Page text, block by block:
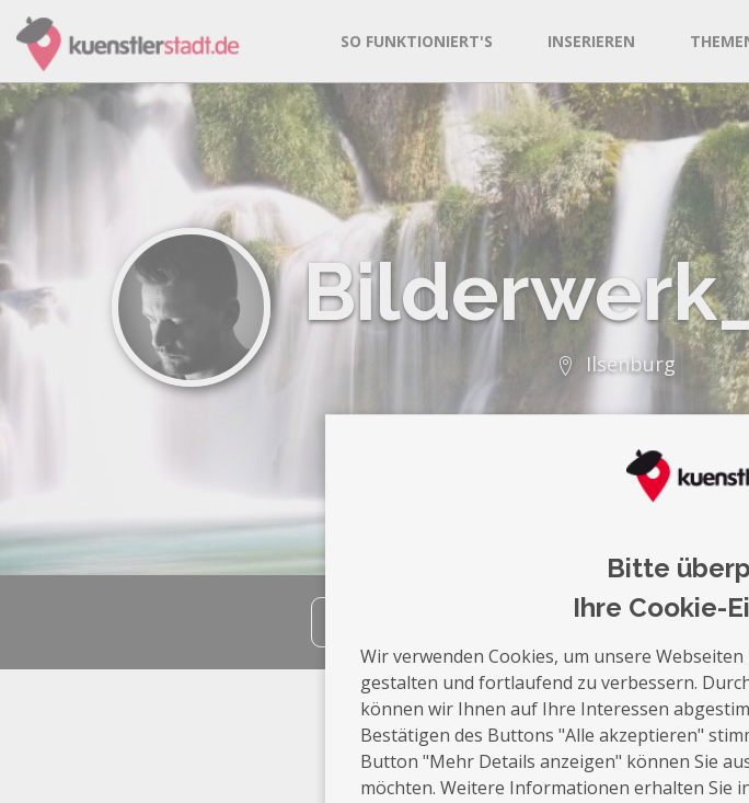
SO FUNKTIONIERT'S INSERIEREN
Ilsenburg
auf die Merkliste
Info
Ilsenburg
Über Mich
Exposé
Bitte
Ihre Cookie-
Wir verwenden Cookies, um unsere
gestalten und fortlaufend zu verbessern.
können wir Ihnen auf Ihre Interessen
Bestätigen des Buttons "Alle akzeptieren"
Button "Mehr Details anzeigen" können Sie
möchten. Weitere Informationen erhalten Sie